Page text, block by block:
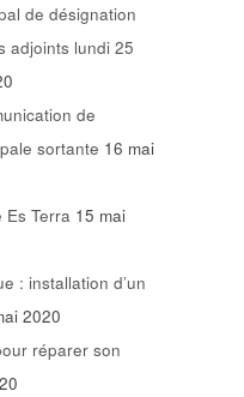
de désignation
adjoints lundi 25
de
sortante 16 mai
Es Terra 15 mai
: installation d’un
2020
réparer son